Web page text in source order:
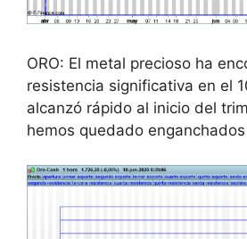
ORO: El metal precioso ha
resistencia significativa en el
alcanzó rápido al inicio del
hemos quedado